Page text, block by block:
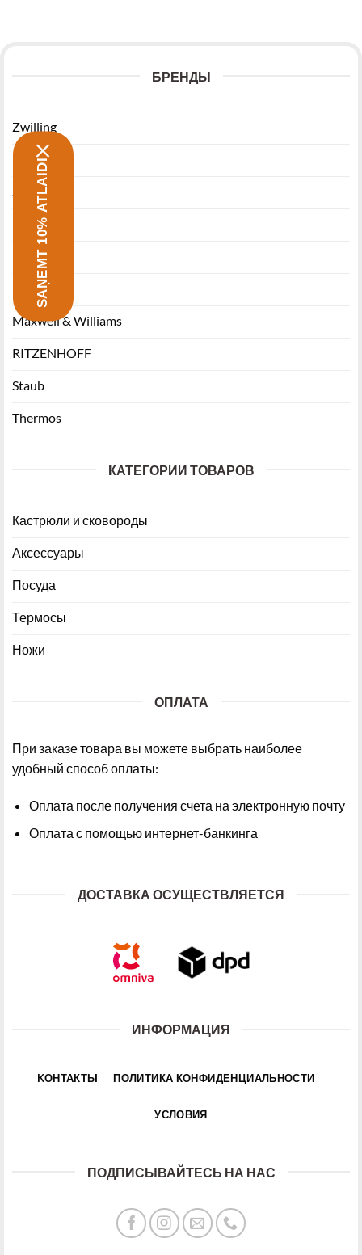
БРЕНДЫ
Zwilling
Morsø
Stanley
Miyabi
Funktion
Ballarini
Maxwell & Williams
RITZENHOFF
Staub
Thermos
КАТЕГОРИИ ТОВАРОВ
Кастрюли и сковороды
Аксессуары
Посуда
Термосы
Ножи
ОПЛАТА
При заказе товара вы можете выбрать наиболее
удобный способ оплаты:
Оплата после получения счета на электронную почту
Оплата с помощью интернет-банкинга
ДОСТАВКА ОСУЩЕСТВЛЯЕТСЯ
ИНФОРМАЦИЯ
KОНТАКТЫ ПОЛИТИКА КОНФИДЕНЦИАЛЬНОСТИ
УСЛОВИЯ
ПОДПИСЫВАЙТЕСЬ НА НАС
SAŅEMT 10% ATLAIDI